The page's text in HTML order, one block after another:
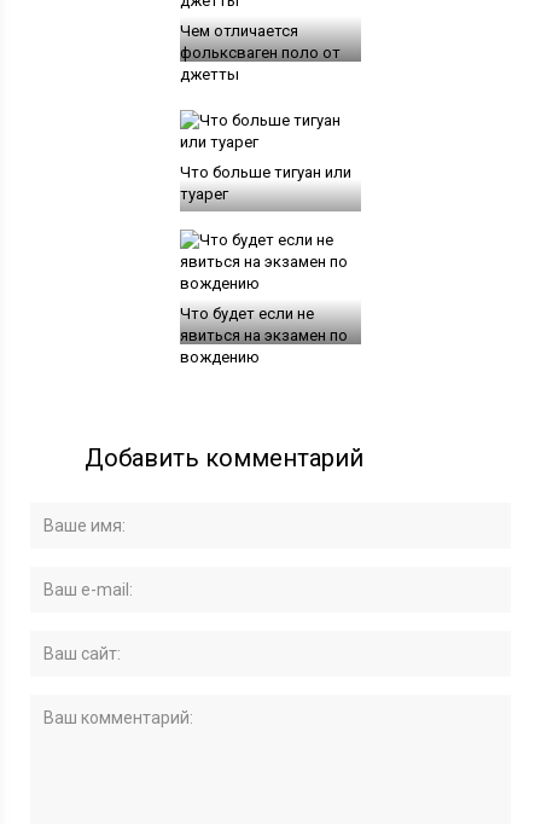
Чем отличается
фольксваген поло от
джетты
Что больше тигуан или
туарег
Что будет если не
явиться на экзамен по
вождению
Добавить комментарий